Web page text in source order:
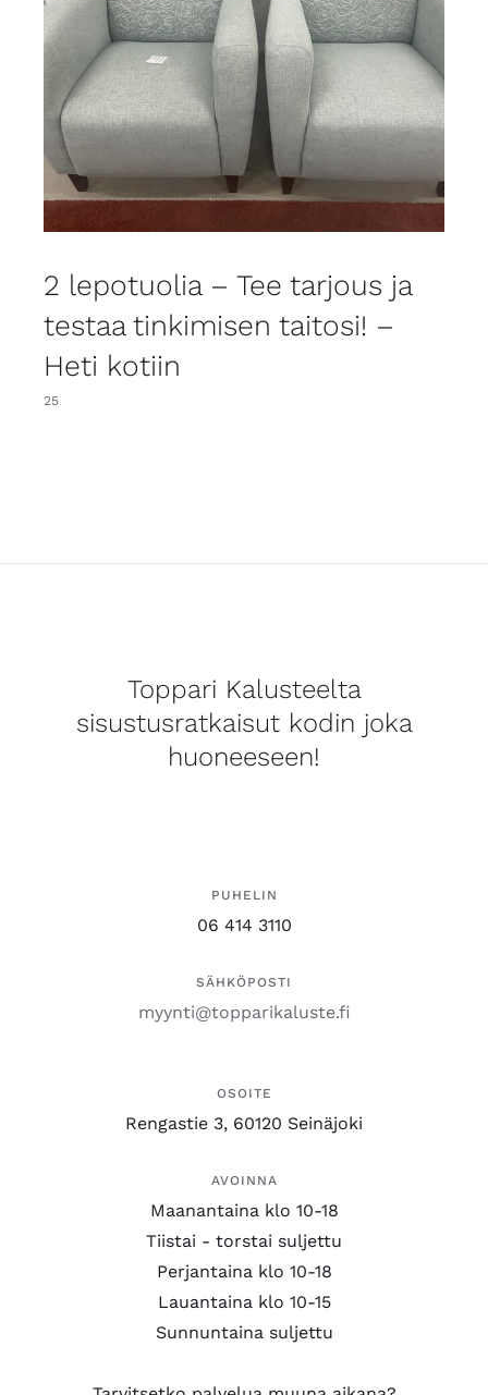
2 lepotuolia – Tee tarjous ja
testaa tinkimisen taitosi! –
Heti kotiin
25
Toppari Kalusteelta
sisustusratkaisut kodin joka
huoneeseen!
PUHELIN
06 414 3110
SÄHKÖPOSTI
myynti@topparikaluste.fi
OSOITE
Rengastie 3, 60120 Seinäjoki
AVOINNA
Maanantaina klo 10-18
Tiistai - torstai suljettu
Perjantaina klo 10-18
Lauantaina klo 10-15
Sunnuntaina suljettu